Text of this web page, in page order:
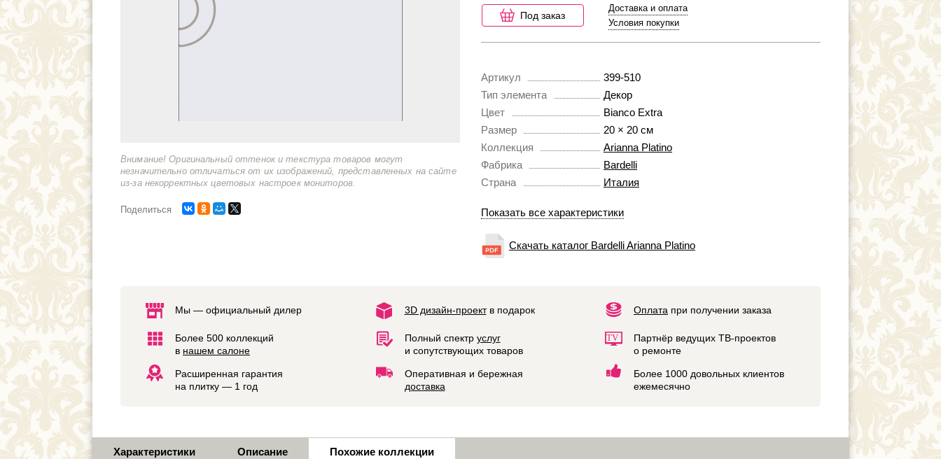
Внимание! Оригинальный оттенок и текстура товаров могут
незначительно отличаться от их изображений, представленных на сайте
из-за некорректных цветовых настроек мониторов.
Поделиться
Под заказ
Доставка и оплата
Условия покупки
Артикул
399-510
Тип элемента
Декор
Цвет
Bianco Extra
Размер
20 × 20 см
Коллекция
Arianna Platino
Фабрика
Bardelli
Страна
Италия
Показать все характеристики
Скачать каталог Bardelli Arianna Platino
Мы — официальный дилер 3D дизайн-проектв подарок Оплата при получении заказа
Более 500 коллекций
в нашем салоне
Полный спектр услуг
и сопутствующих товаров
Партнёр ведущих ТВ-проектов
о ремонте
Расширенная гарантия
на плитку — 1 год
Оперативная и бережная
доставка
Более 1000 довольных клиентов
ежемесячно
Характеристики Описание Похожие коллекции